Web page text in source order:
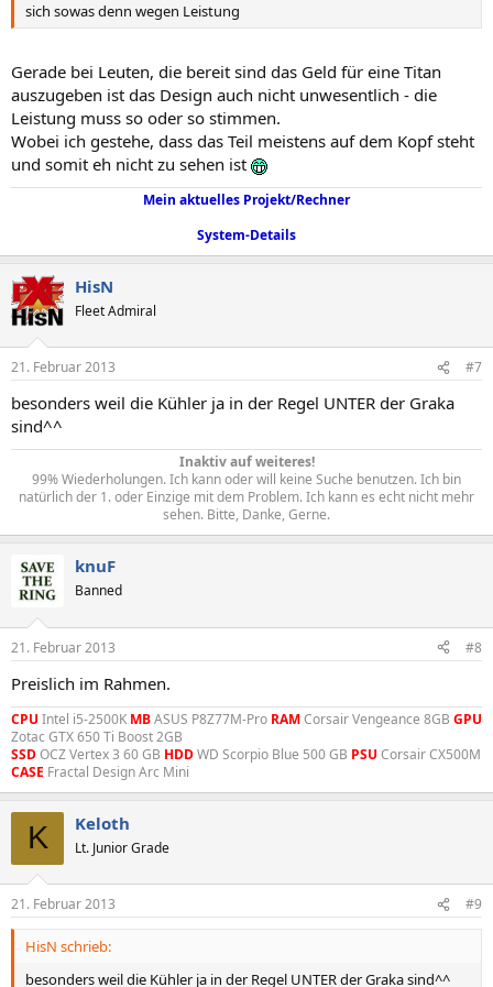
sich sowas denn wegen Leistung
Gerade bei Leuten, die bereit sind das Geld für eine Titan
auszugeben ist das Design auch nicht unwesentlich - die
Leistung muss so oder so stimmen.
Wobei ich gestehe, dass das Teil meistens auf dem Kopf steht
und somit eh nicht zu sehen ist
Mein aktuelles Projekt/Rechner
System-Details
HisN
Fleet Admiral
21. Februar 2013 #7
besonders weil die Kühler ja in der Regel UNTER der Graka
sind^^
Inaktiv auf weiteres!
99% Wiederholungen. Ich kann oder will keine Suche benutzen. Ich bin
natürlich der 1. oder Einzige mit dem Problem. Ich kann es echt nicht mehr
sehen. Bitte, Danke, Gerne.​
knuF
Banned
21. Februar 2013 #8
Preislich im Rahmen.
CPU Intel i5-2500K MBASUS P8Z77M-Pro RAMCorsair Vengeance 8GB GPU
Zotac GTX 650 Ti Boost 2GB
SSDOCZ Vertex 3 60 GB HDDWD Scorpio Blue 500 GB PSU Corsair CX500M
CASE Fractal Design Arc Mini
K Keloth
Lt. Junior Grade
21. Februar 2013 #9
HisN schrieb:
besonders weil die Kühler ja in der Regel UNTER der Graka sind^^